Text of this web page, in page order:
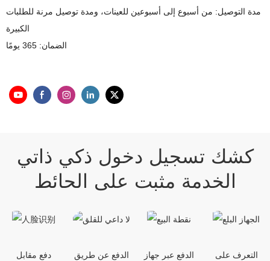
مدة التوصيل: من أسبوع إلى أسبوعين للعينات، ومدة توصيل مرنة للطلبات
الكبيرة
الضمان: 365 يومًا
كشك تسجيل دخول ذكي ذاتي
الخدمة مثبت على الحائط
دفع مقابل
الدفع عن طريق
الدفع عبر جهاز
التعرف على